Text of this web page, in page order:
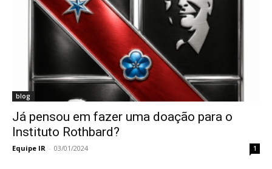
blog
Já pensou em fazer uma doação para o
Instituto Rothbard?
Equipe IR - 03/01/2024 1